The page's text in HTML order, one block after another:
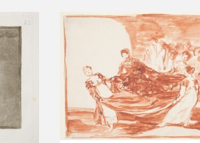
EL VIAJE DE GOYA
CATÁLOGO